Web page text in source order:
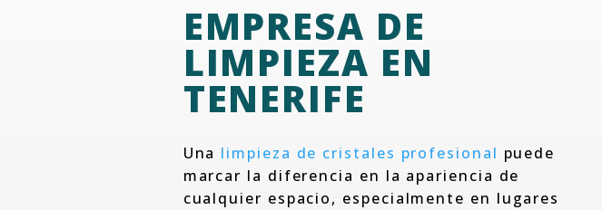
EMPRESA DE
LIMPIEZA EN
TENERIFE
Una limpieza de cristales profesional puede
marcar la diferencia en la apariencia de
cualquier espacio, especialmente en lugares